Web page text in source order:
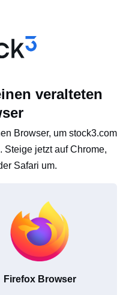
veralteten
Browser, um stock3.com
Steige jetzt auf Chrome,
Safari um.
Firefox Browser